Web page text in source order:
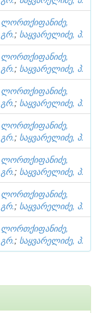
ლორთქიფანიძე,
გრ.; საყვარელიძე, პ.
ლორთქიფანიძე,
გრ.; საყვარელიძე, პ.
ლორთქიფანიძე,
გრ.; საყვარელიძე, პ.
ლორთქიფანიძე,
გრ.; საყვარელიძე, პ.
ლორთქიფანიძე,
გრ.; საყვარელიძე, პ.
ლორთქიფანიძე,
გრ.; საყვარელიძე, პ.
ლორთქიფანიძე,
გრ.; საყვარელიძე, პ.